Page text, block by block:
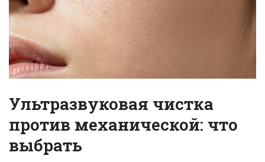
Ультразвуковая чистка
против механической: что
выбрать